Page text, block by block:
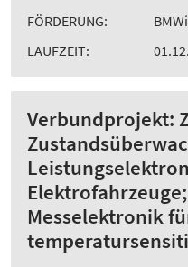
FÖRDERUNG:
BMWi
LAUFZEIT:
Verbundprojekt:
Messelektronik